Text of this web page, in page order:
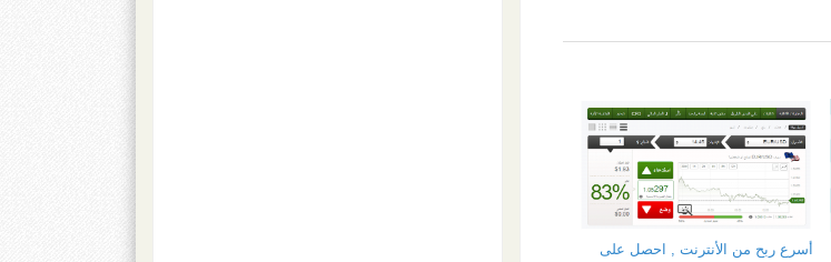
أسرع ربح من الأنترنت , احصل على